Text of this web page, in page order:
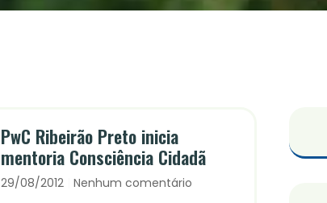
PwC Ribeirão Preto inicia
mentoria Consciência Cidadã
29/08/2012 Nenhum comentário